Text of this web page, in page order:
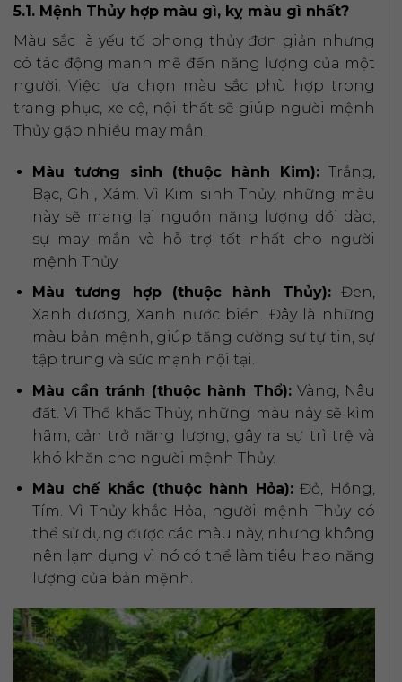
5.1. Mệnh Thủy hợp màu gì, kỵ màu gì nhất?
Màu sắc là yếu tố phong thủy đơn giản nhưng
có tác động mạnh mẽ đến năng lượng của một
người. Việc lựa chọn màu sắc phù hợp trong
trang phục, xe cộ, nội thất sẽ giúp người mệnh
Thủy gặp nhiều may mắn.
Màu tương sinh (thuộc hành Kim):Trắng,
Bạc, Ghi, Xám. Vì Kim sinh Thủy, những màu
này sẽ mang lại nguồn năng lượng dồi dào,
sự may mắn và hỗ trợ tốt nhất cho người
mệnh Thủy.
Màu tương hợp (thuộc hành Thủy):Đen,
Xanh dương, Xanh nước biển. Đây là những
màu bản mệnh, giúp tăng cường sự tự tin, sự
tập trung và sức mạnh nội tại.
Màu cần tránh (thuộc hành Thổ):Vàng, Nâu
đất. Vì Thổ khắc Thủy, những màu này sẽ kìm
hãm, cản trở năng lượng, gây ra sự trì trệ và
khó khăn cho người mệnh Thủy.
Màu chế khắc (thuộc hành Hỏa):Đỏ, Hồng,
Tím. Vì Thủy khắc Hỏa, người mệnh Thủy có
thể sử dụng được các màu này, nhưng không
nên lạm dụng vì nó có thể làm tiêu hao năng
lượng của bản mệnh.